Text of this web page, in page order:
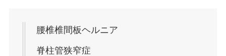
腰椎椎間板ヘルニア
脊柱管狭窄症